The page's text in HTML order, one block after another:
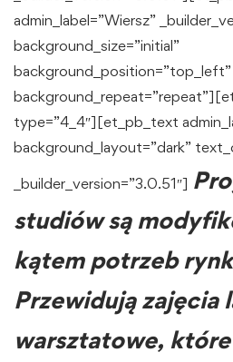
admin_label=”Wiersz”
background_size=”initial”
background_position=”top_left”
type=”4_4″][et_pb_text
background_layout=”dark”
_builder_version=”3.0.51″]
studiów są
kątem potrzeb
Przewidują zajęcia
warsztatowe,